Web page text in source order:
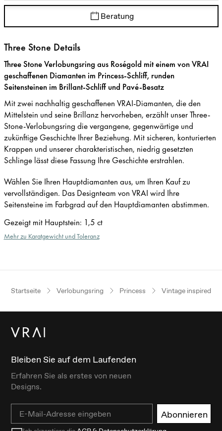
Beratung
Three Stone Details
Three Stone Verlobungsring aus Roségold mit einem von VRAI
geschaffenen Diamanten im Princess-Schliff, runden
Seitensteinen im Brillant-Schliff und Pavé-Besatz
Mit zwei nachhaltig geschaffenen VRAI-Diamanten, die den
Mittelstein und seine Brillanz hervorheben, erzählt unser Three-
Stone-Verlobungsring die vergangene, gegenwärtige und
zukünftige Geschichte Ihrer Beziehung. Mit sicheren, konturierten
Krappen und unserer charakteristischen, niedrig gesetzten
Schlinge lässt diese Fassung Ihre Geschichte erstrahlen.
Wählen Sie Ihren Hauptdiamanten aus, um Ihren Kauf zu
vervollständigen. Das Designteam von VRAI wird Ihre
Seitensteine im Farbgrad auf den Hauptdiamanten abstimmen.
Gezeigt mit Hauptstein: 1,5 ct
Mehr zu Karatgewicht und Toleranz
Startseite Verlobungsring Princess Vintage inspired
Bleiben Sie auf dem Laufenden
Erfahren Sie als erstes von neuen
Designs.
Email Abonnieren